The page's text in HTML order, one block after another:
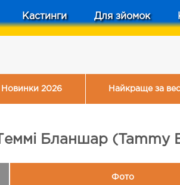
Кастинги Для зйомок
Новинки 2026 Найкраще за
Теммі Бланшар (Tammy
Фото